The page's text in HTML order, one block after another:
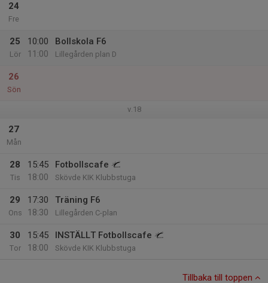
24
Fre
25
Lör
10:00
11:00
Bollskola F6
Lillegården plan D
26
Sön
v.18
27
Mån
28
Tis
15:45
18:00
Fotbollscafe
Skövde KIK Klubbstuga
29
Ons
17:30
18:30
Träning F6
Lillegården C-plan
30
Tor
15:45
18:00
INSTÄLLT Fotbollscafe
Skövde KIK Klubbstuga
Tillbaka till toppen